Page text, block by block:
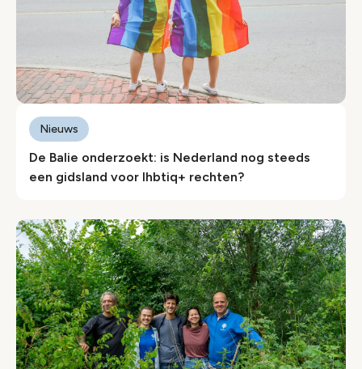
De Balie onderzoekt: is Nederland nog steeds
een gidsland voor lhbtiq+ rechten?
Nieuws